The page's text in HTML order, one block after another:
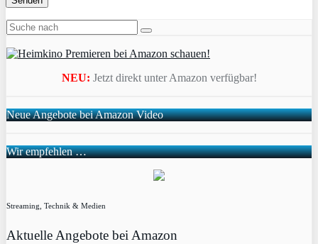
NEU: Jetzt direkt unter Amazon verfügbar!
Neue Angebote bei Amazon Video
Wir empfehlen …
Streaming, Technik & Medien
Aktuelle Angebote bei Amazon